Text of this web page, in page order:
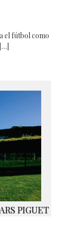
el fútbol como
PIGUET